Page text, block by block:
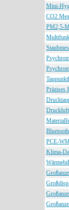
Mini-
CO2
PM2,5-
Präzises
Druckluft
PCE-
Klima-